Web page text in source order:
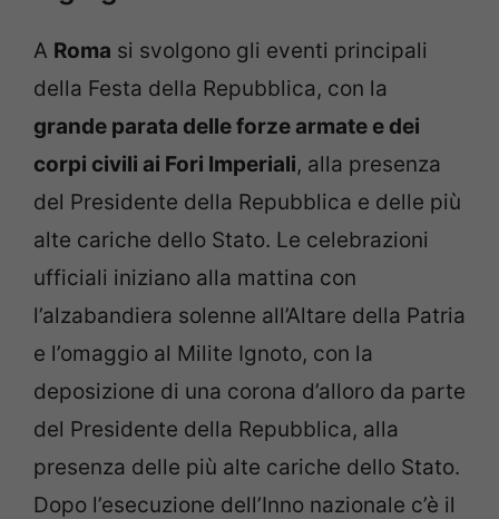
A Roma si svolgono gli eventi principali
della Festa della Repubblica, con la
grande parata delle forze armate e dei
corpi civili ai Fori Imperiali, alla presenza
del Presidente della Repubblica e delle più
alte cariche dello Stato. Le celebrazioni
ufficiali iniziano alla mattina con
l’alzabandiera solenne all’Altare della Patria
e l’omaggio al Milite Ignoto, con la
deposizione di una corona d’alloro da parte
del Presidente della Repubblica, alla
presenza delle più alte cariche dello Stato.
Dopo l’esecuzione dell’Inno nazionale c’è il